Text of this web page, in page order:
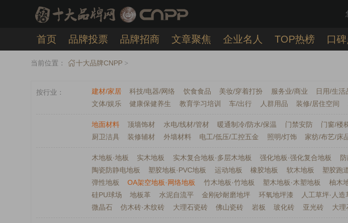
首页 品牌投票 品牌招商 文章聚焦 企业名人 TOP热榜 口
发布提交 APP下载
当前位置： 十大品牌CNPP >
按行业 建材/家居 科技/电器/网络 饮食食品 美妆/穿着打扮 服务业/商业 日用/生活
文体/娱乐
健康保健养生 教育学习培训 车/出行 人群用品 装修/居住空间
地面材料 顶墙饰材 水电/线材/管材 暖通制冷/防水/保温 门禁安防 门窗/楼
厨卫洁具
装修辅材 外墙材料 电工/低压/工控五金 照明/灯饰 家纺/布艺/床
木地板·地板 实木地板 实木复合地板·多层木地板 强化地板·强化复合地板
陶瓷防静电地板
塑胶地板·PVC地板 运动地板 橡胶地板 软木地板 塑胶跑
弹性地板
OA架空地板·网络地板 竹木地板·竹地板 塑木地板·木塑地板 柚木
硅PU球场
地板革 水泥自流平 金刚砂耐磨地坪 环氧地坪漆 人工草坪·人造
微晶石
仿木砖·木纹砖 大理石瓷砖 佛山瓷砖 岩板 玻化砖 亚光砖 大理